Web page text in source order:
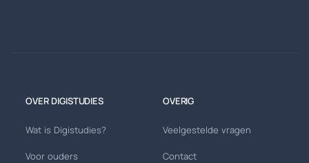
OVER DIGISTUDIES
Wat is Digistudies?
Voor ouders
OVERIG
Veelgestelde vragen
Contact